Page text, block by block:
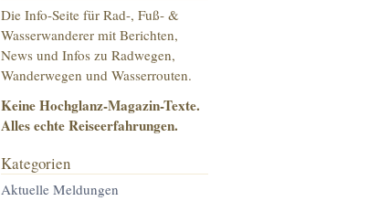
Die Info-Seite für Rad-, Fuß- &
Wasserwanderer mit Berichten,
News und Infos zu Radwegen,
Wanderwegen und Wasserrouten.
Keine Hochglanz-Magazin-Texte.
Alles echte Reiseerfahrungen.
Kategorien
Aktuelle Meldungen